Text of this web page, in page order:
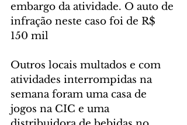
embargo da atividade. O auto de
infração neste caso foi de R$
150 mil
Outros locais multados e com
atividades interrompidas na
semana foram uma casa de
jogos na CIC e uma